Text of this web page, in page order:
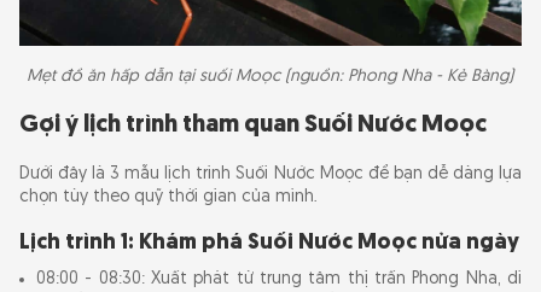
Mẹt đồ ăn hấp dẫn tại suối Moọc (nguồn: Phong Nha - Kẻ Bàng)
Gợi ý lịch trình tham quan Suối Nước Moọc
Dưới đây là 3 mẫu lịch trình Suối Nước Moọc để bạn dễ dàng lựa
chọn tùy theo quỹ thời gian của mình.
Lịch trình 1: Khám phá Suối Nước Moọc nửa ngày
08:00 - 08:30: Xuất phát từ trung tâm thị trấn Phong Nha, di